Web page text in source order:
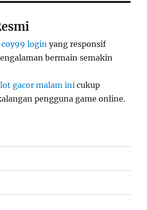
coy99 login yang responsif
bermain semakin
gacor malam ini cukup
pengguna game online.